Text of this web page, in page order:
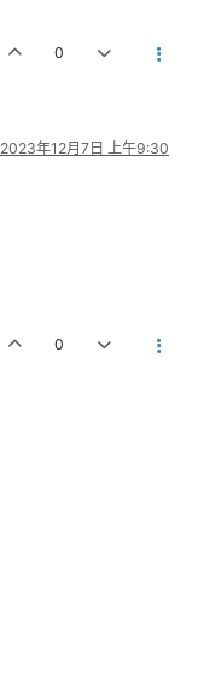
0
2023年12月7日 上午9:30
0